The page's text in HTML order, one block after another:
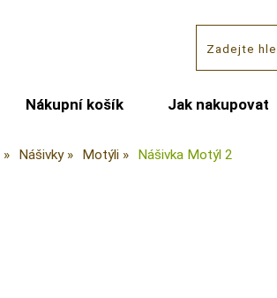
Nákupní košík Jak nakupovat
Nášivky Motýli Nášivka Motýl 2